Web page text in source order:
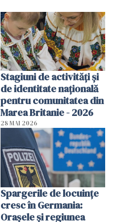
Stagiuni de activități și
de identitate națională
pentru comunitatea din
Marea Britanie - 2026
28 MAI 2026
Spargerile de locuințe
cresc în Germania:
Orașele și regiunea